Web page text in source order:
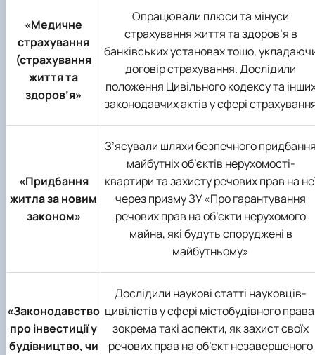
«Медичне
страхування
(страхування
життя та
здоров’я»
Опрацювали плюси та мінуси
страхування життя та здоров’я в
банківських установах тощо,
договір страхування. Дослідили
положення Цивільного кодексу та
законодавчих актів у сфері
«Придбання
житла за новим
законом»
З’ясували шляхи безпечного
майбутніх об’єктів нерухомості-
квартири та захисту речових прав на
через призму ЗУ «Про гарантування
речових прав на об’єкти нерухомого
майна, які будуть споруджені в
майбутньому»
«Законодавство
про інвестиції у
будівництво, чи
Дослідили наукові статті науковців-
цивілістів у сфері містобудівного
зокрема такі аспекти, як захист своїх
речових прав на об’єкт незавершеного